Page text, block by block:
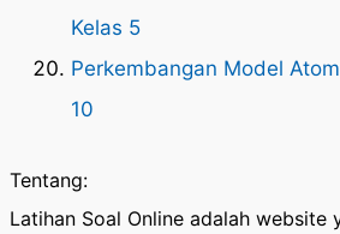
Kelas 5
Perkembangan Model
10
Tentang:
Latihan Soal Online adalah website